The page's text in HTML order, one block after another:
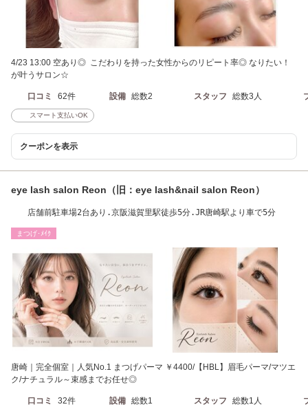
4/23 13:00 空あり◎ こだわりを持った女性からのリピート率◎ なりたい！
が叶うサロン☆
口コミ 62件 設備 総数2 スタッフ 総数3人
スマート支払いOK
クーポンを表示
eye lash salon Reon（旧：eye lash&nail salon Reon）
店舗前駐車場2台あり.京阪滋賀里駅徒歩5分.JR唐崎駅より車で5分
まつげ･ﾒｲｸ
唐崎｜完全個室｜人気No.1 まつげパーマ ￥4400/【HBL】眉毛パーマ/マツエ
ク/ナチュラル～束感までお任せ◎
口コミ 32件 設備 総数1 スタッフ 総数1人